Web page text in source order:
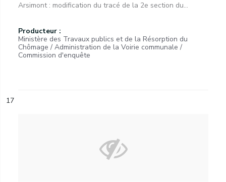
Arsimont : modification du tracé de la 2e section du...
Producteur :
Ministère des Travaux publics et de la Résorption du
Chômage / Administration de la Voirie communale /
Commission d'enquête
17